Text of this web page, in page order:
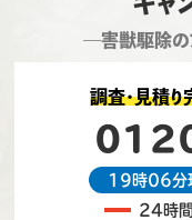
―害獣駆除の
調査・見積り
19時06分
24時間